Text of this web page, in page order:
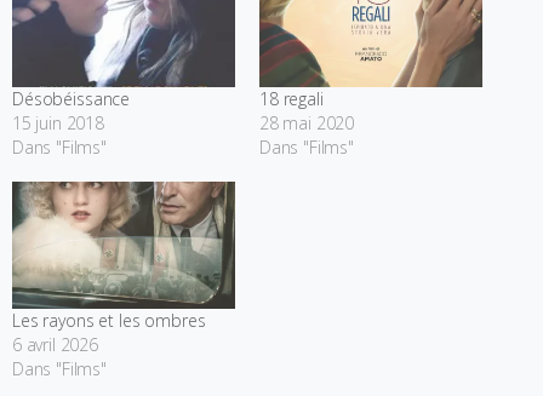
Désobéissance
15 juin 2018
Dans "Films"
18 regali
28 mai 2020
Dans "Films"
Les rayons et les ombres
6 avril 2026
Dans "Films"